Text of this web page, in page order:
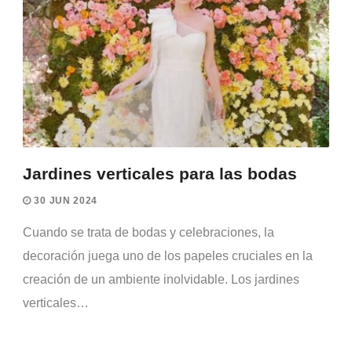
Jardines verticales para las bodas
30 JUN 2024
Cuando se trata de bodas y celebraciones, la
decoración juega uno de los papeles cruciales en la
creación de un ambiente inolvidable. Los jardines
verticales…